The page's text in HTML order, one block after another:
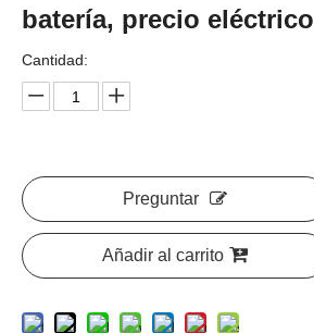
batería, precio eléctrico
Cantidad:
Preguntar
Añadir al carrito